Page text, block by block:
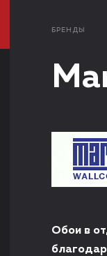
БРЕНДЫ
Обои в